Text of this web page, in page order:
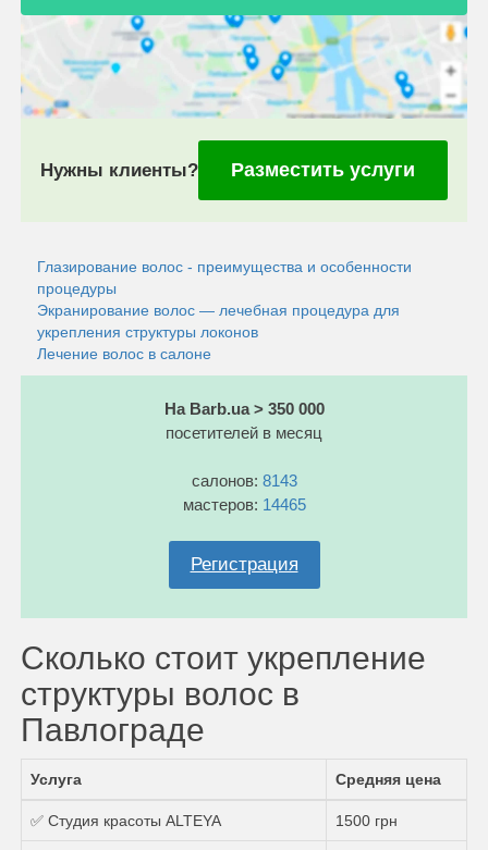
Нужны клиенты? Разместить услуги
Глазирование волос - преимущества и особенности
процедуры
Экранирование волос — лечебная процедура для
укрепления структуры локонов
Лечение волос в салоне
На Barb.ua > 350 000
посетителей в месяц
салонов: 8143
мастеров: 14465
Регистрация
Сколько стоит укрепление
структуры волос в
Павлограде
Услуга Средняя цена
✅ Студия красоты ALTEYA 1500 грн